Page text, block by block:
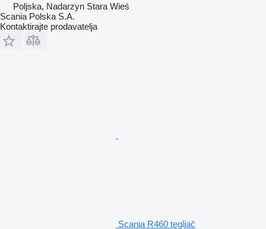
Poljska, Nadarzyn Stara Wieś
Scania Polska S.A.
Kontaktirajte prodavatelja
Scania R460 tegljač